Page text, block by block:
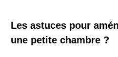
Les astuces pour
une petite chambre ?